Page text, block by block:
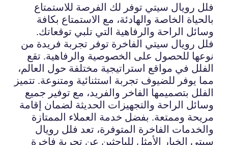
فلل رويال سيتي توفر لك الفرصة للاستمتاع
بالحياة الخاصة والهادئة، مع الاستمتاع بكافة
وسائل الراحة والرفاهية التي تلبي توقعاتك.
فلل رويال سيتي الفاخرة توفر تجربة فريدة من
نوعها للحصول على الخصوصية والرفاهية. تقع
الفلل في مواقع استراتيجية مختلفة حول العالم،
مما يوفر للضيوف تجربة استثنائية ومتنوعة. تتميز
الفلل بتصميمها الفاخر والفريد، مع توفير جميع
وسائل الراحة والتجهيزات الحديثة لضمان إقامة
مريحة وممتعة. بفضل خدمة العملاء الممتازة
والخدمات الفاخرة المتوفرة، تعد فلل رويال
سيتي الخيار الأمثل للباحثين عن تجربة فاخرة